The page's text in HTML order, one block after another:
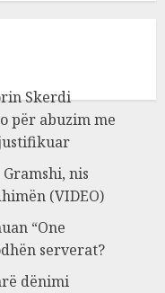
Skerdi
për abuzim me
nis
(VIDEO)
“One
serverat?
dënimi